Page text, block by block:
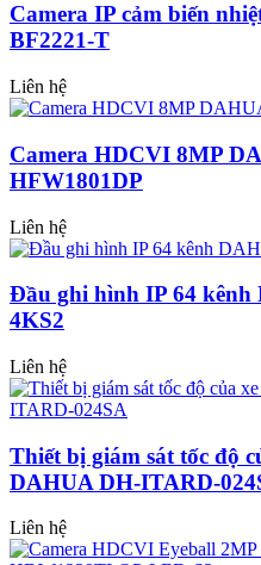
Camera IP cảm biến
BF2221-T
Liên hệ
Camera HDCVI 8MP
HFW1801DP
Liên hệ
Đầu ghi hình IP 64
4KS2
Liên hệ
Thiết bị giám sát tốc độ
DAHUA DH-ITARD-
Liên hệ